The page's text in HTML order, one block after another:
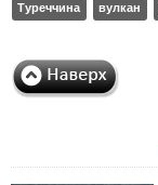
Туреччина вулкан